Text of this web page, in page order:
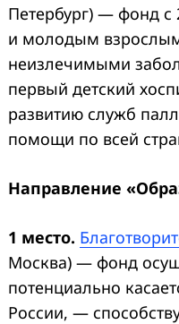
Петербург) — фонд с
и молодым
неизлечимыми
первый детский
развитию служб
помощи по всей
Направление «О
1 место.
Москва) — фонд
потенциально
России, —